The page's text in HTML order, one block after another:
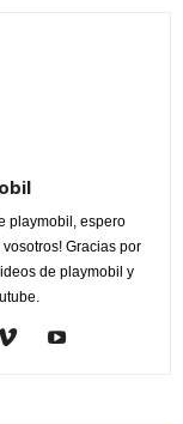
playmobil, espero
Gracias por
de playmobil y